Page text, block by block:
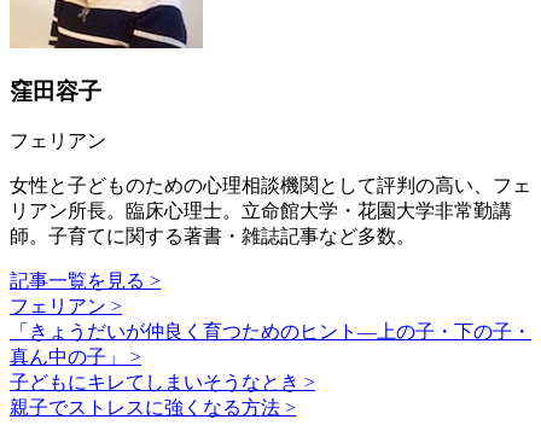
窪田容子
フェリアン
女性と子どものための心理相談機関として評判の高い、フェ
リアン所長。臨床心理士。立命館大学・花園大学非常勤講
師。子育てに関する著書・雑誌記事など多数。
記事一覧を見る >
フェリアン >
「きょうだいが仲良く育つためのヒント―上の子・下の子・
真ん中の子」 >
子どもにキレてしまいそうなとき >
親子でストレスに強くなる方法 >